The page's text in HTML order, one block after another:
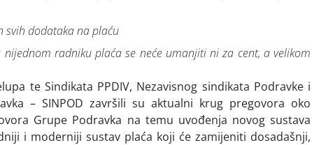
svih dodataka na plaću
nijednom radniku plaća se neće umanjiti ni za cent, a velikom
te Sindikata PPDIV, Nezavisnog sindikata Podravke i
– SINPOD završili su aktualni krug pregovora oko
Grupe Podravka na temu uvođenja novog sustava
i moderniji sustav plaća koji će zamijeniti dosadašnji,